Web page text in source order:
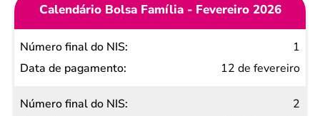
Calendário Bolsa Família - Fevereiro 2026
Número
final do
Data de
1
12 de fevereiro
2